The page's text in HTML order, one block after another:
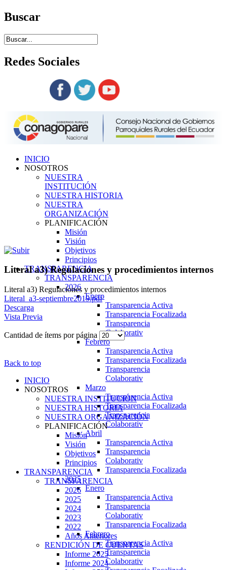
Buscar
Redes Sociales
INICIO
NOSOTROS
NUESTRA
INSTITUCIÓN
NUESTRA HISTORIA
NUESTRA
ORGANIZACIÓN
PLANIFICACIÓN
Misión
Visión
Objetivos
Principios
TRANSPARENCIA
TRANSPARENCIA
2026
Enero
Transparencia Activa
Transparencia Focalizada
Transparencia
Colaborativ
Febrero
Transparencia Activa
Transparencia Focalizada
Transparencia
Colaborativ
Marzo
Transparencia Activa
Transparencia Focalizada
Transparencia
Colaborativ
Abril
Transparencia Activa
Transparencia
Colaborativ
Transparencia Focalizada
2025
Enero
Transparencia Activa
Transparencia
Colaborativ
Transparencia Focalizada
Febrero
Transparencia Activa
Transparencia
Colaborativ
Literal a3) Regulaciones y procedimientos internos
Literal a3) Regulaciones y procedimientos internos
Literal_a3-septiembre2019.pdf
Descarga
Vista Previa
Cantidad de ítems por página
Back to top
INICIO
NOSOTROS
NUESTRA INSTITUCIÓN
NUESTRA HISTORIA
NUESTRA ORGANIZACIÓN
PLANIFICACIÓN
Misión
Visión
Objetivos
Principios
TRANSPARENCIA
TRANSPARENCIA
2026
2025
2024
2023
2022
Años Anteriores
RENDICIÓN DE CUENTAS
Informe 2025
Informe 2024